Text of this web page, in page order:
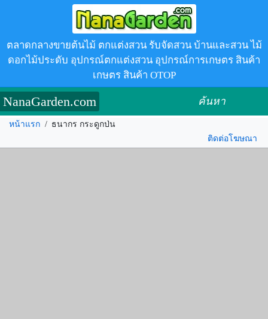
ตลาดกลางขายต้นไม้ ตกแต่งสวน รับจัดสวน บ้านและสวน ไม้
ดอกไม้ประดับ อุปกรณ์ตกแต่งสวน อุปกรณ์การเกษตร สินค้า
เกษตร สินค้า OTOP
NanaGarden.com ค้นหา
หน้าแรก / ธนากร กระดูกป่น
ติดต่อโฆษณา